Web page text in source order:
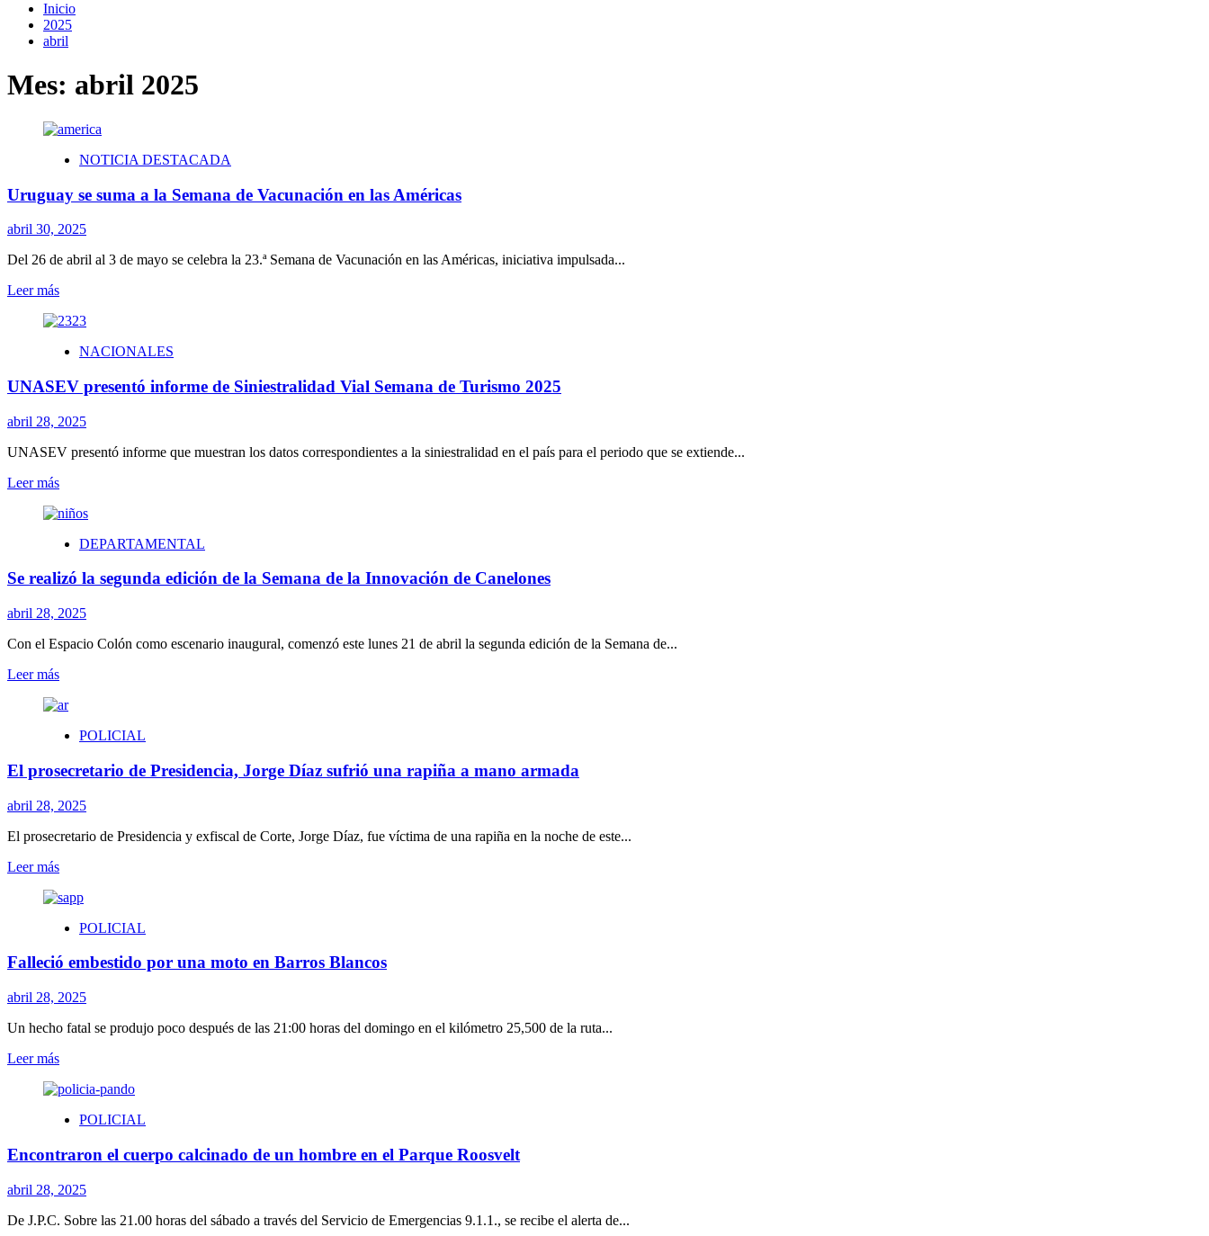
Inicio
2025
abril
Mes: abril 2025
NOTICIA DESTACADA
Uruguay se suma a la Semana de Vacunación en las Américas
abril 30, 2025
Del 26 de abril al 3 de mayo se celebra la 23.ª Semana de Vacunación en las Américas, iniciativa impulsada...
Leer másLeer
sobre
se
a
Semana
Vacunación
las
NACIONALES
UNASEV presentó informe de Siniestralidad Vial Semana de Turismo 2025
abril 28, 2025
UNASEV presentó informe que muestran los datos correspondientes a la siniestralidad en el país para el periodo que se extiende...
Leer másLeer
sobre
presentó
de
Vial
de
2025
DEPARTAMENTAL
Se realizó la segunda edición de la Semana de la Innovación de Canelones
abril 28, 2025
Con el Espacio Colón como escenario inaugural, comenzó este lunes 21 de abril la segunda edición de la Semana de...
Leer másLeer
sobre
realizó
segunda
de
Semana
la
de
POLICIAL
El prosecretario de Presidencia, Jorge Díaz sufrió una rapiña a mano armada
abril 28, 2025
El prosecretario de Presidencia y exfiscal de Corte, Jorge Díaz, fue víctima de una rapiña en la noche de este...
Leer másLeer
sobre
prosecretario
Presidencia,
Díaz
una
a
armada
POLICIAL
Falleció embestido por una moto en Barros Blancos
abril 28, 2025
Un hecho fatal se produjo poco después de las 21:00 horas del domingo en el kilómetro 25,500 de la ruta...
Leer másLeer
sobre
embestido
una
en
Blancos
POLICIAL
Encontraron el cuerpo calcinado de un hombre en el Parque Roosvelt
abril 28, 2025
De J.P.C. Sobre las 21.00 horas del sábado a través del Servicio de Emergencias 9.1.1., se recibe el alerta de...